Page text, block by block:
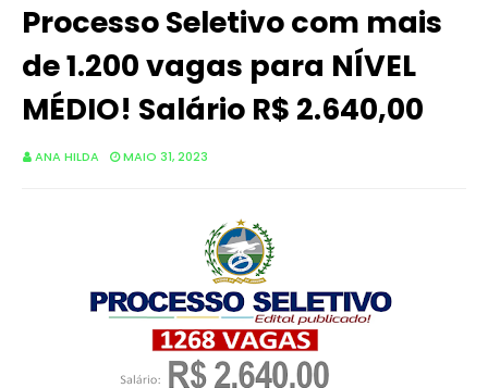
Processo Seletivo com mais
de 1.200 vagas para NÍVEL
MÉDIO! Salário R$ 2.640,00
ANA HILDA MAIO 31, 2023